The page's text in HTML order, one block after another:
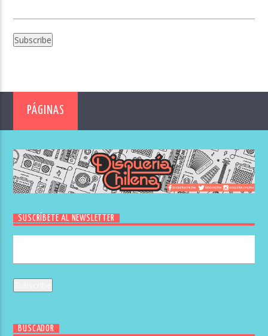
PÁGINAS
SUSCRÍBETE AL NEWSLETTER
BUSCADOR